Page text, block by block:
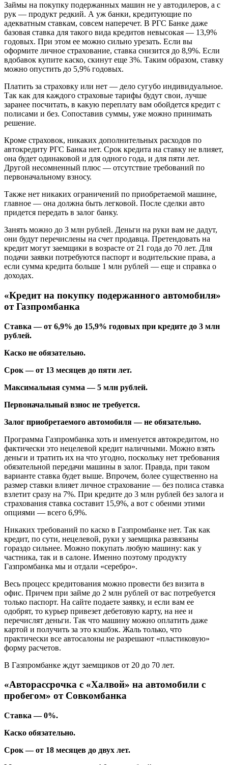
Займы на покупку подержанных машин не у автодилеров, а с
рук — продукт редкий. А уж банки, кредитующие по
адекватным ставкам, совсем наперечет. В РГС Банке даже
базовая ставка для такого вида кредитов невысокая — 13,9%
годовых. При этом ее можно сильно урезать. Если вы
оформите личное страхование, ставка снизится до 8,9%. Если
вдобавок купите каско, скинут еще 3%. Таким образом, ставку
можно опустить до 5,9% годовых.
Платить за страховку или нет — дело сугубо индивидуальное.
Так как для каждого страховые тарифы будут свои, лучше
заранее посчитать, в какую переплату вам обойдется кредит с
полисами и без. Сопоставив суммы, уже можно принимать
решение.
Кроме страховок, никаких дополнительных расходов по
автокредиту РГС Банка нет. Срок кредита на ставку не влияет,
она будет одинаковой и для одного года, и для пяти лет.
Другой несомненный плюс — отсутствие требований по
первоначальному взносу.
Также нет никаких ограничений по приобретаемой машине,
главное — она должна быть легковой. После сделки авто
придется передать в залог банку.
Занять можно до 3 млн рублей. Деньги на руки вам не дадут,
они будут перечислены на счет продавца. Претендовать на
кредит могут заемщики в возрасте от 21 года до 70 лет. Для
подачи заявки потребуются паспорт и водительские права, а
если сумма кредита больше 1 млн рублей — еще и справка о
доходах.
«Кредит на покупку подержанного автомобиля»
от Газпромбанка
Ставка — от 6,9% до 15,9% годовых при кредите до 3 млн
рублей.
Каско не обязательно.
Срок — от 13 месяцев до пяти лет.
Максимальная сумма — 5 млн рублей.
Первоначальный взнос не требуется.
Залог приобретаемого автомобиля — не обязательно.
Программа Газпромбанка хоть и именуется автокредитом, но
фактически это нецелевой кредит наличными. Можно взять
деньги и тратить их на что угодно, поскольку нет требования
обязательной передачи машины в залог. Правда, при таком
варианте ставка будет выше. Впрочем, более существенно на
размер ставки влияет личное страхование — без полиса ставка
взлетит сразу на 7%. При кредите до 3 млн рублей без залога и
страхования ставка составит 15,9%, а вот с обеими этими
опциями — всего 6,9%.
Никаких требований по каско в Газпромбанке нет. Так как
кредит, по сути, нецелевой, руки у заемщика развязаны
гораздо сильнее. Можно покупать любую машину: как у
частника, так и в салоне. Именно поэтому продукту
Газпромбанка мы и отдали «серебро».
Весь процесс кредитования можно провести без визита в
офис. Причем при займе до 2 млн рублей от вас потребуется
только паспорт. На сайте подаете заявку, и если вам ее
одобрят, то курьер привезет дебетовую карту, на нее и
перечислят деньги. Так что машину можно оплатить даже
картой и получить за это кэшбэк. Жаль только, что
практически все автосалоны не разрешают «пластиковую»
форму расчетов.
В Газпромбанке ждут заемщиков от 20 до 70 лет.
«Авторассрочка с «Халвой» на автомобили с
пробегом» от Совкомбанка
Ставка — 0%.
Каско обязательно.
Срок — от 18 месяцев до двух лет.